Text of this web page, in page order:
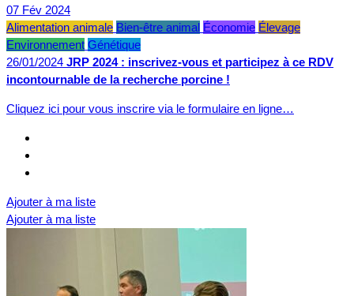
07 Fév 2024
Alimentation animale Bien-être animal Économie Élevage
Environnement Génétique
26/01/2024 JRP 2024 : inscrivez-vous et participez à ce RDV
incontournable de la recherche porcine !
Cliquez ici pour vous inscrire via le formulaire en ligne…
Ajouter à ma liste
Ajouter à ma liste